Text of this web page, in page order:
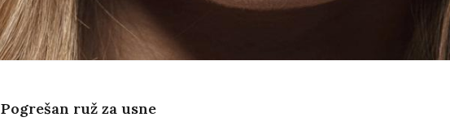
Pogrešan ruž za usne